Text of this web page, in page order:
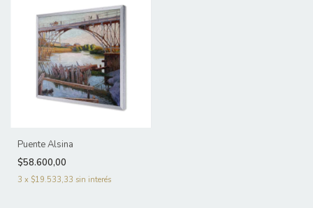
Puente Alsina
$58.600,00
3 x $19.533,33 sin interés